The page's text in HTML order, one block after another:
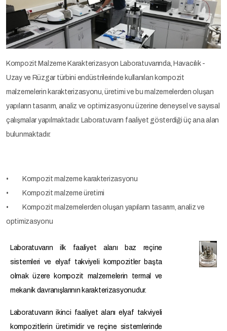
Kompozit Malzeme Karakterizasyon Laboratuvarında, Havacılık -
Uzay ve Rüzgar türbini endüstrilerinde kullanılan kompozit
malzemelerin karakterizasyonu, üretimi ve bu malzemelerden oluşan
yapıların tasarım, analiz ve optimizasyonu üzerine deneysel ve sayısal
çalışmalar yapılmaktadır. Laboratuvarın faaliyet gösterdiği üç ana alan
bulunmaktadır.
• Kompozit malzeme karakterizasyonu
• Kompozit malzeme üretimi
• Kompozit malzemelerden oluşan yapıların tasarım, analiz ve
optimizasyonu
Laboratuvarın ilk faaliyet alanı baz reçine
sistemleri ve elyaf takviyeli kompozitler başta
olmak üzere kompozit malzemelerin termal ve
mekanik davranışlarının karakterizasyonudur.
Laboratuvarın ikinci faaliyet alanı elyaf takviyeli
kompozitlerin üretimidir ve reçine sistemlerinde